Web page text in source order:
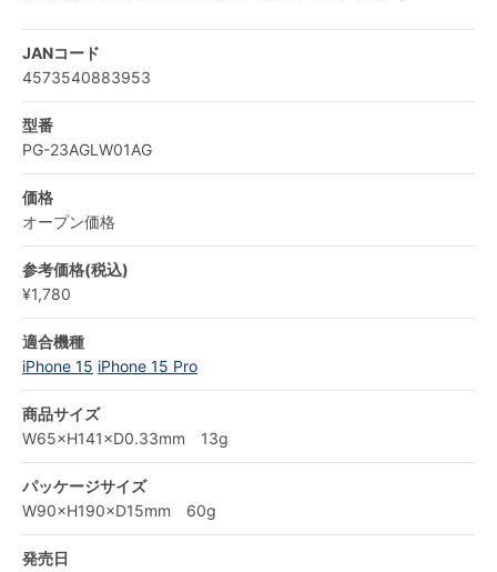
JANコード
4573540883953
型番
PG-23AGLW01AG
価格
オープン価格
参考価格(税込)
¥1,780
適合機種
iPhone 15 iPhone 15 Pro
商品サイズ
W65×H141×D0.33mm 13g
パッケージサイズ
W90×H190×D15mm 60g
発売日